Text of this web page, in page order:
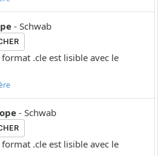
- Schwab
.cle est lisible avec le
- Schwab
.cle est lisible avec le